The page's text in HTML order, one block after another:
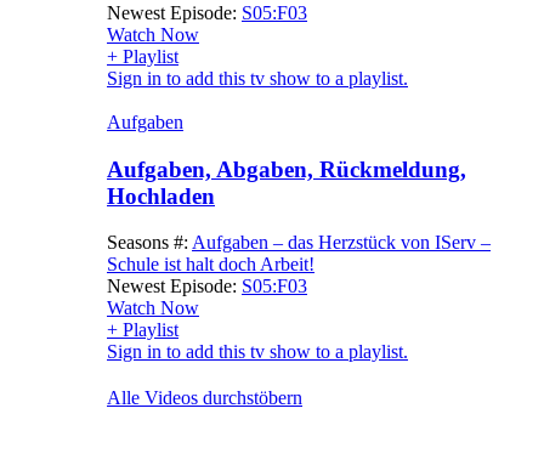
Newest Episode: S05:F03
Watch Now
+ Playlist
Sign in to add this tv show to a playlist.
Aufgaben
Aufgaben, Abgaben, Rückmeldung,
Hochladen
Seasons #: Aufgaben – das Herzstück von IServ –
Schule ist halt doch Arbeit!
Newest Episode: S05:F03
Watch Now
+ Playlist
Sign in to add this tv show to a playlist.
Alle Videos durchstöbern